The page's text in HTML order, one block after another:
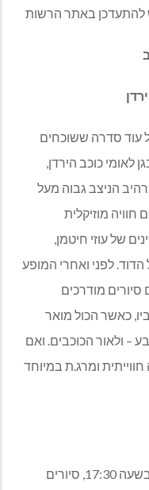
להתעדכן באתר הרשות
עוד סדרה ששוכחים
לאומי כוכב הירדן,
הניצב גבוה מעל
מוזיקלית
של עוזי חיטמן,
לפני ואחרי המופע
סיורים מודרכים
כאשר הכול מואר
– ולאור הכוכבים. ואם
ומרג.ת במיוחד
ביום חמישי, 14.8. האתר ייפתח בשעה 17:30, סיורים